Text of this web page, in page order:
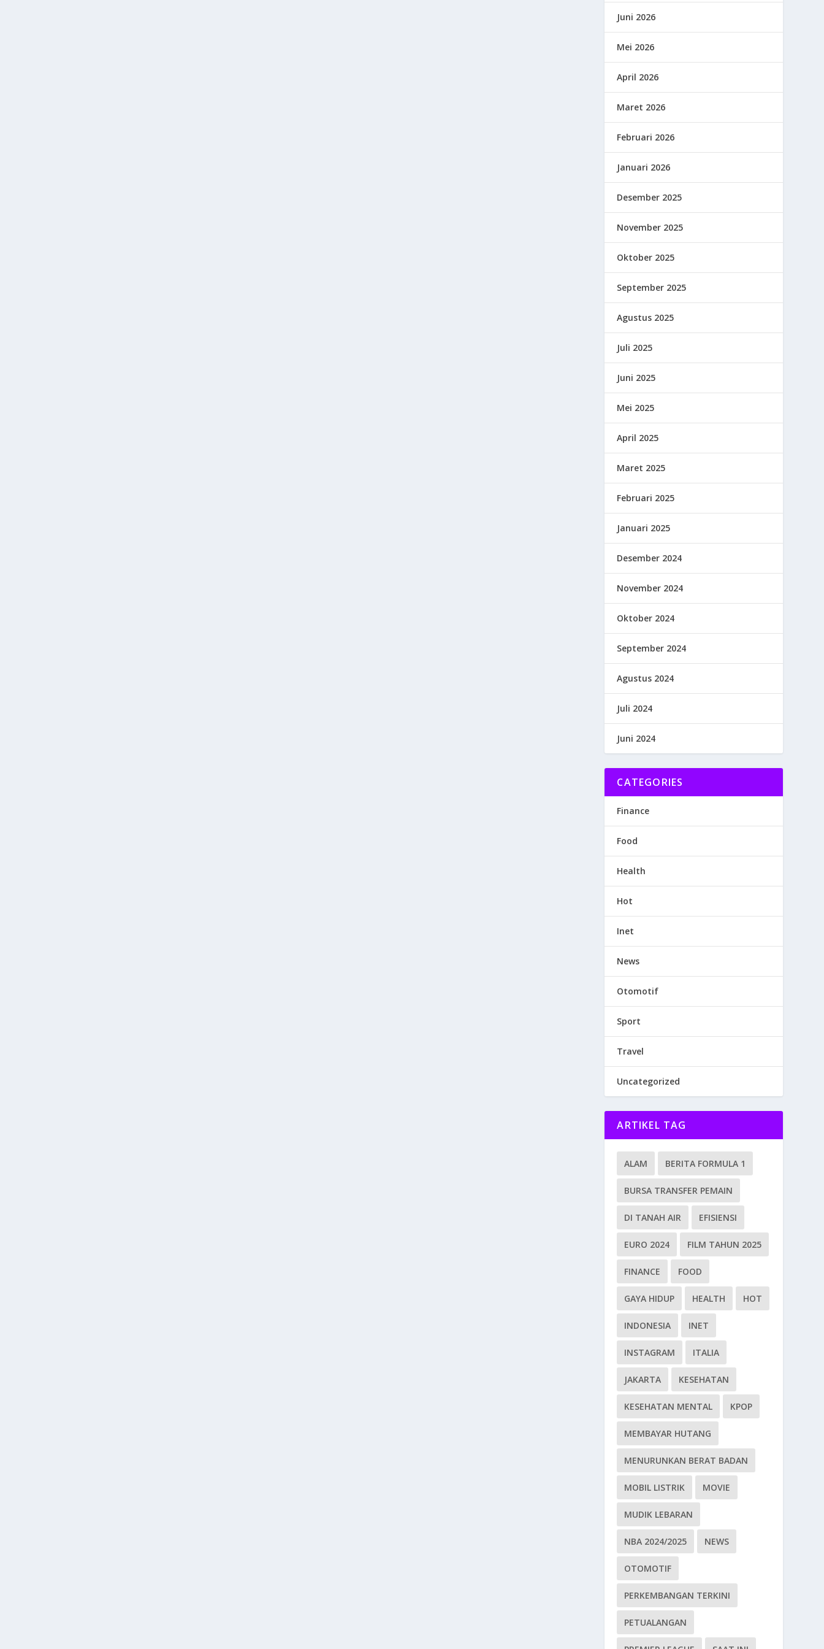
Juni 2026
Mei 2026
April 2026
Maret 2026
Februari 2026
Januari 2026
Desember 2025
November 2025
Oktober 2025
September 2025
Agustus 2025
Juli 2025
Juni 2025
Mei 2025
April 2025
Maret 2025
Februari 2025
Januari 2025
Desember 2024
November 2024
Oktober 2024
September 2024
Agustus 2024
Juli 2024
Juni 2024
CATEGORIES
Finance
Food
Health
Hot
Inet
News
Otomotif
Sport
Travel
Uncategorized
ARTIKEL TAG
ALAM BERITA FORMULA 1
BURSA TRANSFER PEMAIN
DI TANAH AIR EFISIENSI
EURO 2024 FILM TAHUN 2025
FINANCE FOOD
GAYA HIDUP HEALTH HOT
INDONESIA INET
INSTAGRAM ITALIA
JAKARTA KESEHATAN
KESEHATAN MENTAL KPOP
MEMBAYAR HUTANG
MENURUNKAN BERAT BADAN
MOBIL LISTRIK MOVIE
MUDIK LEBARAN
NBA 2024/2025 NEWS
OTOMOTIF
PERKEMBANGAN TERKINI
PETUALANGAN